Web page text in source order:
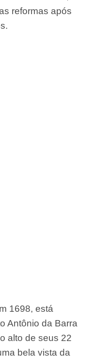
reformas após
1698, está
Antônio da Barra
alto de seus 22
bela vista da